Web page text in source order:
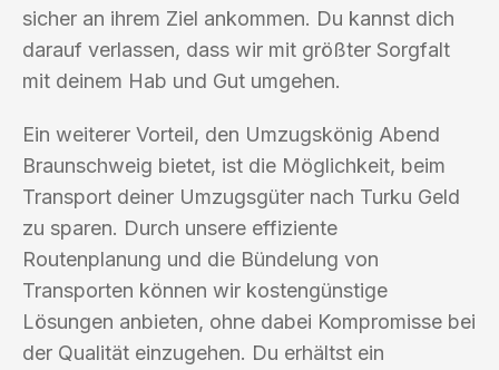
sicher an ihrem Ziel ankommen. Du kannst dich
darauf verlassen, dass wir mit größter Sorgfalt
mit deinem Hab und Gut umgehen.
Ein weiterer Vorteil, den Umzugskönig Abend
Braunschweig bietet, ist die Möglichkeit, beim
Transport deiner Umzugsgüter nach Turku Geld
zu sparen. Durch unsere effiziente
Routenplanung und die Bündelung von
Transporten können wir kostengünstige
Lösungen anbieten, ohne dabei Kompromisse bei
der Qualität einzugehen. Du erhältst ein